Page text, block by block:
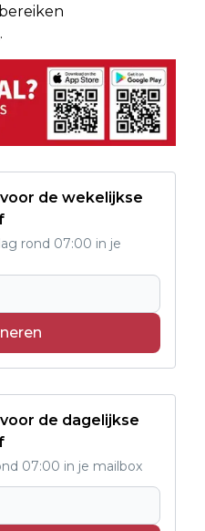
.
de wekelijkse
rond 07:00 in je
de dagelijkse
07:00 in je mailbox